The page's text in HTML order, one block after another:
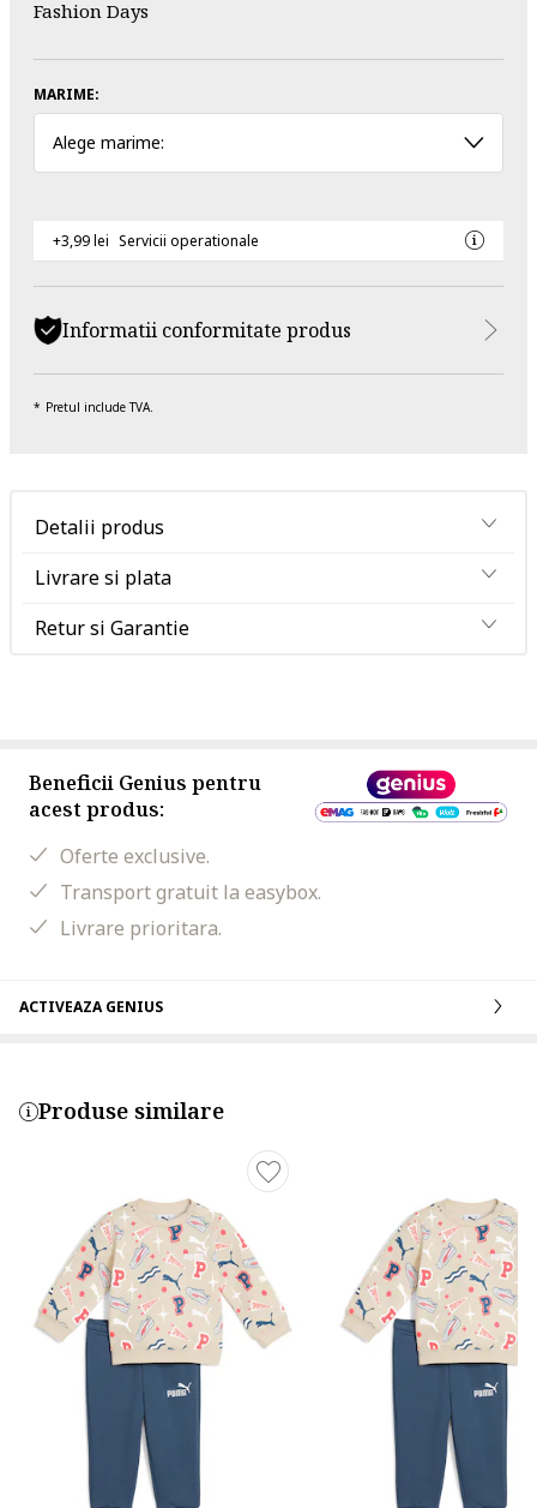
Fashion Days
MARIME:
Alege marime:
+3,99 lei Servicii operationale
Informatii conformitate produs
Pretul include TVA.
Detalii produs
Livrare si plata
Retur si Garantie
Beneficii Genius pentru
acest produs:
Oferte exclusive.
Transport gratuit la easybox.
Livrare prioritara.
ACTIVEAZA GENIUS
Produse similare